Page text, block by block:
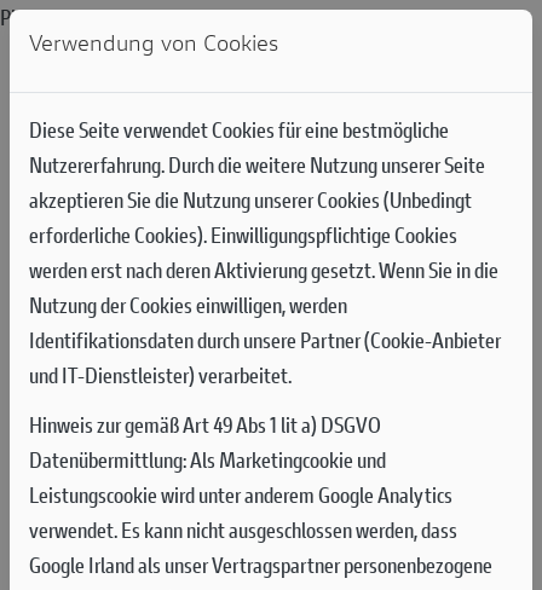
Please select a page template in page properties.
Verwendung von Cookies
Diese Seite verwendet Cookies für eine bestmögliche
Nutzererfahrung. Durch die weitere Nutzung unserer Seite
akzeptieren Sie die Nutzung unserer Cookies (Unbedingt
erforderliche Cookies). Einwilligungspflichtige Cookies
werden erst nach deren Aktivierung gesetzt. Wenn Sie in die
Nutzung der Cookies einwilligen, werden
Identifikationsdaten durch unsere Partner (Cookie-Anbieter
und IT-Dienstleister) verarbeitet.
Hinweis zur gemäß Art 49 Abs 1 lit a) DSGVO
Datenübermittlung:Als Marketingcookie und
Leistungscookie wird unter anderem Google Analytics
verwendet. Es kann nicht ausgeschlossen werden, dass
Google Irland als unser Vertragspartner personenbezogene